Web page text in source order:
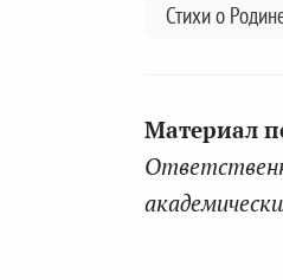
Стихи о
Материал